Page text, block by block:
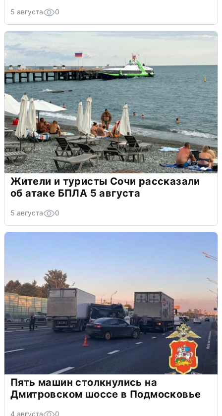
5 августа 0
Жители и туристы Сочи рассказали
об атаке БПЛА 5 августа
5 августа 0
Пять машин столкнулись на
Дмитровском шоссе в Подмосковье
4 августа 0